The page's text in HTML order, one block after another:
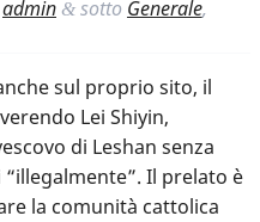
admin & sotto Generale,
sul proprio sito, il
Lei Shiyin,
di Leshan senza
Il prelato è
la comunità cattolica